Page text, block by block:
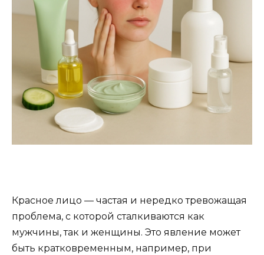
Красное лицо — частая и нередко тревожащая
проблема, с которой сталкиваются как
мужчины, так и женщины. Это явление может
быть кратковременным, например, при